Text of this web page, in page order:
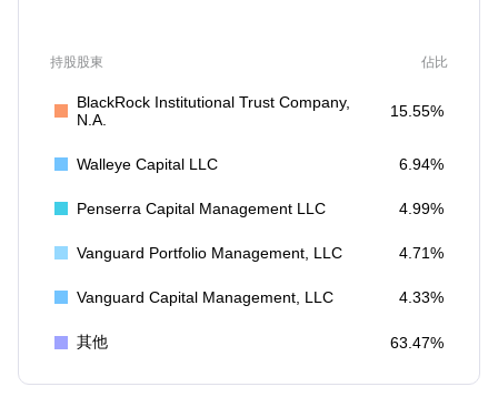
持股股東 佔比
BlackRock Institutional Trust Company,
N.A.
15.55%
Walleye Capital LLC 6.94%
Penserra Capital Management LLC 4.99%
Vanguard Portfolio Management, LLC 4.71%
Vanguard Capital Management, LLC 4.33%
其他 63.47%